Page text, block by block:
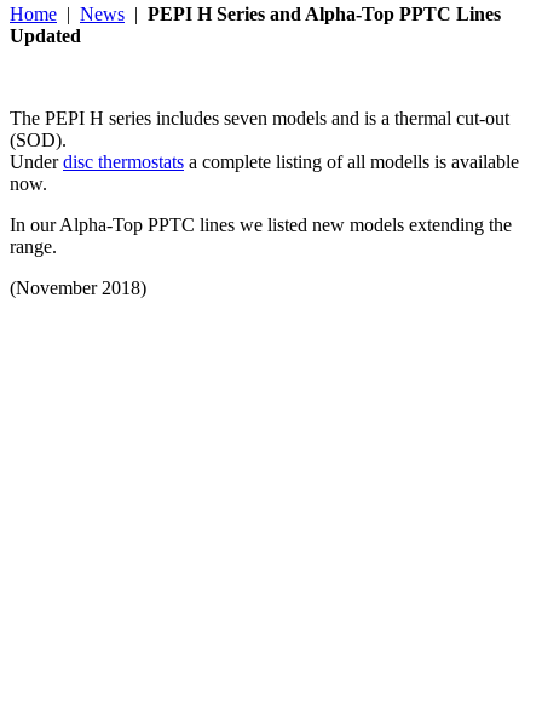
Home | News | PEPI H Series and Alpha-Top PPTC Lines
Updated
The PEPI H series includes seven models and is a thermal cut-out
(SOD).
Underdisc thermostats a complete listing of all modells is available
now.
In our Alpha-Top PPTC lines we listed new models extending the
range.
(November 2018)